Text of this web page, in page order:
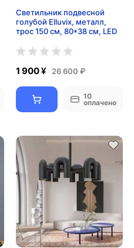
Светильник подвесной
голубой Elluvix, металл,
трос 150 см, 80*38 см, LED
1 900 ¥ 26 600 ₽
10
оплачено